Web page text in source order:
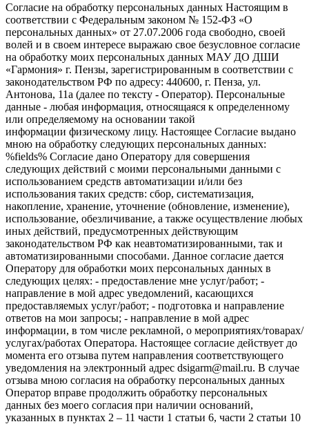
Согласие на обработку персональных данных Настоящим в
соответствии с Федеральным законом № 152-ФЗ «О
персональных данных» от 27.07.2006 года свободно, своей
волей и в своем интересе выражаю свое безусловное согласие
на обработку моих персональных данных МАУ ДО ДШИ
«Гармония» г. Пензы, зарегистрированным в соответствии с
законодательством РФ по адресу: 440600, г. Пенза, ул.
Антонова, 11а (далее по тексту - Оператор). Персональные
данные - любая информация, относящаяся к определенному
или определяемому на основании такой
информации физическому лицу. Настоящее Согласие выдано
мною на обработку следующих персональных данных:
%fields% Согласие дано Оператору для совершения
следующих действий с моими персональными данными с
использованием средств автоматизации и/или без
использования таких средств: сбор, систематизация,
накопление, хранение, уточнение (обновление, изменение),
использование, обезличивание, а также осуществление любых
иных действий, предусмотренных действующим
законодательством РФ как неавтоматизированными, так и
автоматизированными способами. Данное согласие дается
Оператору для обработки моих персональных данных в
следующих целях: - предоставление мне услуг/работ; -
направление в мой адрес уведомлений, касающихся
предоставляемых услуг/работ; - подготовка и направление
ответов на мои запросы; - направление в мой адрес
информации, в том числе рекламной, о мероприятиях/товарах/
услугах/работах Оператора. Настоящее согласие действует до
момента его отзыва путем направления соответствующего
уведомления на электронный адрес dsigarm@mail.ru. В случае
отзыва мною согласия на обработку персональных данных
Оператор вправе продолжить обработку персональных
данных без моего согласия при наличии оснований,
указанных в пунктах 2 – 11 части 1 статьи 6, части 2 статьи 10